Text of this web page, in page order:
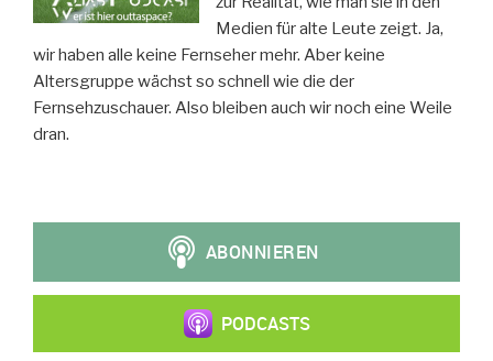
Medien für alte Leute zeigt. Ja,
wir haben alle keine Fernseher mehr. Aber keine
Altersgruppe wächst so schnell wie die der
Fernsehzuschauer. Also bleiben auch wir noch eine Weile
dran.
PODCASTS